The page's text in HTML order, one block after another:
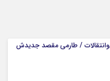
/ طارمی مقصد جدیدش